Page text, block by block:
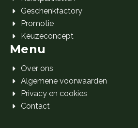
Geschenkfactory
Promotie
Keuzeconcept
Menu
Over ons
Algemene voorwaarden
Privacy en cookies
Contact